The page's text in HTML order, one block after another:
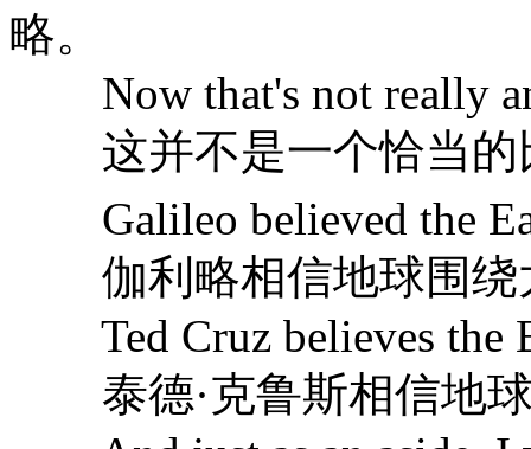
略。
Now that's not really an
这并不是一个恰当的
Galileo believed the
伽利略相信地球围绕
Ted Cruz believes the
泰德·克鲁斯相信地球